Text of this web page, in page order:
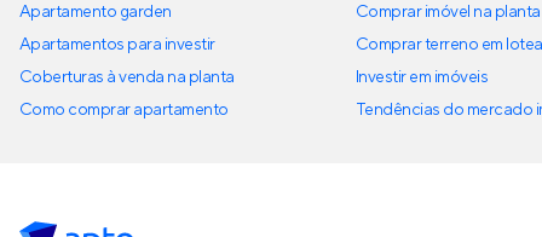
Apartamento garden
Apartamentos para investir
Coberturas à venda na planta
Como comprar apartamento
Comprar imóvel na planta
Comprar terreno em
Investir em imóveis
Tendências do mercado